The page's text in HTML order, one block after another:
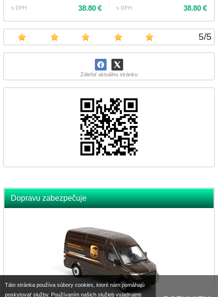
5/5
Zdieľať aktuálnu stránku
Dopravu zabezpečuje
s DPH
38.80 € s DPH 38.80 €
Táto stránka používa súbory cookies, ktoré nám pomáhajú
poskytovať služby. Používaním našich služieb vyjadrujete